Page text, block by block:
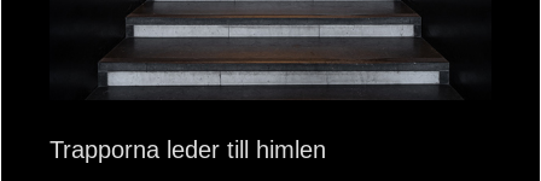
Trapporna leder till himlen